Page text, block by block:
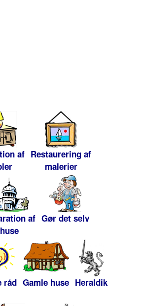
af Restaurering af
malerier
af
huse
Gør det selv
råd Gamle huse Heraldik